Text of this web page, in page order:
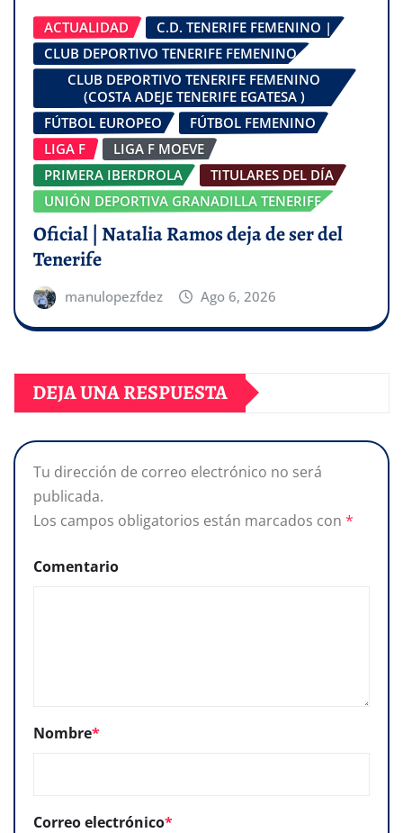
ACTUALIDAD
C.D. TENERIFE FEMENINO |
CLUB DEPORTIVO TENERIFE FEMENINO
CLUB DEPORTIVO TENERIFE FEMENINO
(COSTA ADEJE TENERIFE EGATESA )
FÚTBOL EUROPEO
FÚTBOL FEMENINO
LIGA F
LIGA F MOEVE
PRIMERA IBERDROLA
TITULARES DEL DÍA
UNIÓN DEPORTIVA GRANADILLA TENERIFE
Oficial | Natalia Ramos deja de ser del
Tenerife
manulopezfdez Ago 6, 2026
DEJA UNA RESPUESTA
Tu dirección de correo electrónico no será
publicada.
Los campos obligatorios están marcados con *
Comentario
Nombre*
Correo electrónico*